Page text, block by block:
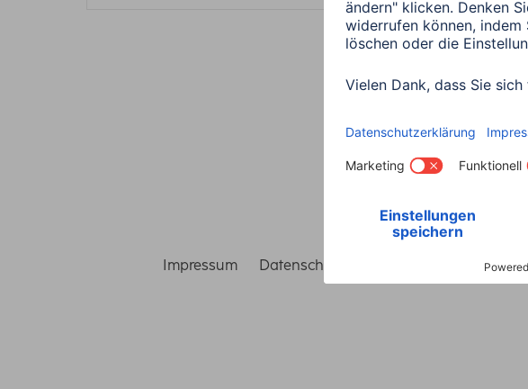
Impressum Datenschutz Garantiebestimmungen